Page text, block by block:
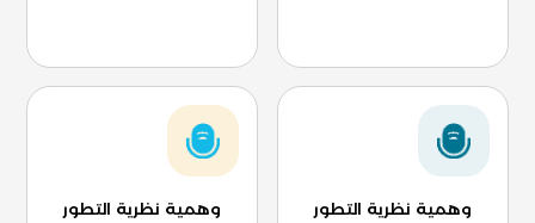
وهمية نظرية التطور
وهمية نظرية التطور